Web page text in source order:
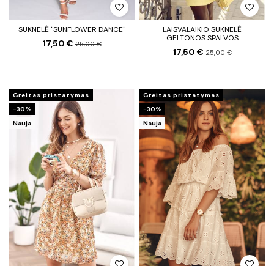
SUKNELĖ "SUNFLOWER DANCE"
17,50 €25,00 €
LAISVALAIKIO SUKNELĖ
GELTONOS SPALVOS
17,50 €25,00 €
Greitas pristatymas
−30%
Nauja
Greitas pristatymas
−30%
Nauja